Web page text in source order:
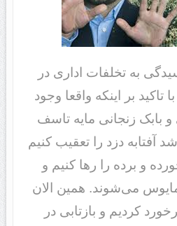
به تخلفات اداری در
بر اینکه واقعا وجود
بابک زنجانی مایه تاسف
آفتابه دزد را تعقیب کنیم
و برده را رها کنیم و
می‌شوند. همین الان
کردیم و بازتابی در